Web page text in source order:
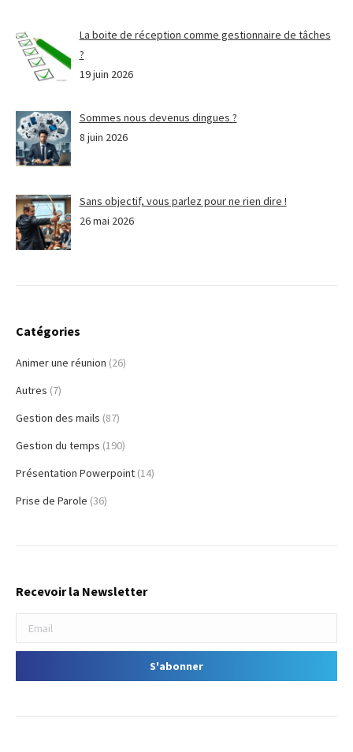
La boite de réception comme gestionnaire de tâches
?
19 juin 2026
Sommes nous devenus dingues ?
8 juin 2026
Sans objectif, vous parlez pour ne rien dire !
26 mai 2026
Catégories
Animer une réunion (26)
Autres (7)
Gestion des mails (87)
Gestion du temps (190)
Présentation Powerpoint (14)
Prise de Parole (36)
Recevoir la Newsletter